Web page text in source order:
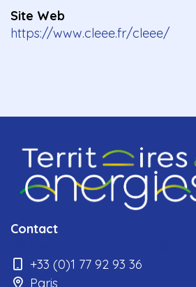
Site Web
https://www.cleee.fr/cleee/
Contact
+33 (0)1 77 92 93 36
Paris